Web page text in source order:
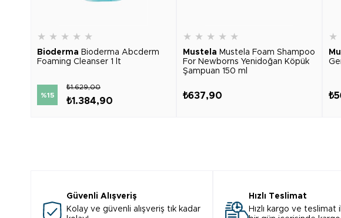
★ ★ ★ ★ ★
Bioderma Bioderma Abcderm
Foaming Cleanser 1 lt
%15
₺1.384,90
₺1.629,00
★ ★ ★ ★ ★
Mustela Mustela Foam Shampoo
For Newborns Yenidoğan Köpük
Şampuan 150 ml
₺637,90
★
Güvenli Alışveriş
Kolay ve güvenli alışveriş tık kadar
Hızlı Teslimat
Hızlı kargo ve teslimat